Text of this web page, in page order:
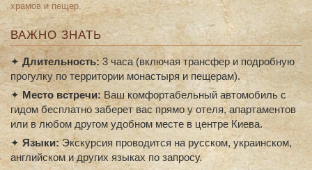
храмов и пещер.
ВАЖНО ЗНАТЬ
✦Длительность: 3 часа (включая трансфер и подробную
прогулку по территории монастыря и пещерам).
✦Место встречи: Ваш комфортабельный автомобиль с
гидом бесплатно заберет вас прямо у отеля, апартаментов
или в любом другом удобном месте в центре Киева.
✦ Языки:Экскурсия проводится на русском, украинском,
английском и других языках по запросу.